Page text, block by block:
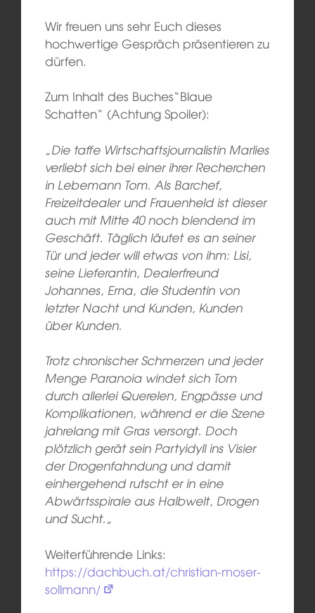
Wir freuen uns sehr Euch dieses
hochwertige Gespräch präsentieren zu
dürfen.
Zum Inhalt des Buches“Blaue
Schatten“ (Achtung Spoiler):
„Die taffe Wirtschaftsjournalistin Marlies
verliebt sich bei einer ihrer Recherchen
in Lebemann Tom. Als Barchef,
Freizeitdealer und Frauenheld ist dieser
auch mit Mitte 40 noch blendend im
Geschäft. Täglich läutet es an seiner
Tür und jeder will etwas von ihm: Lisi,
seine Lieferantin, Dealerfreund
Johannes, Erna, die Studentin von
letzter Nacht und Kunden, Kunden
über Kunden.
Trotz chronischer Schmerzen und jeder
Menge Paranoia windet sich Tom
durch allerlei Querelen, Engpässe und
Komplikationen, während er die Szene
jahrelang mit Gras versorgt. Doch
plötzlich gerät sein Partyidyll ins Visier
der Drogenfahndung und damit
einhergehend rutscht er in eine
Abwärtsspirale aus Halbwelt, Drogen
und Sucht.„
Weiterführende Links:
https://dachbuch.at/christian-moser-
sollmann/